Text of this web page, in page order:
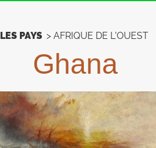
LES PAYS > AFRIQUE DE L’OUEST
Ghana